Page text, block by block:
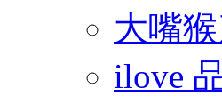
大嘴
ilove